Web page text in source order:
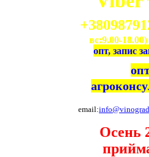
вс:9.00-18.00)
опт, запис
email:
Осень